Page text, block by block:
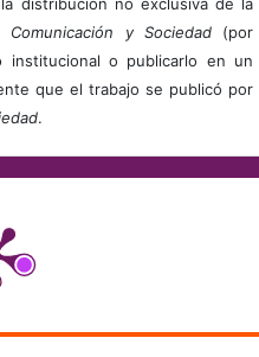
distribución no exclusiva de la
Comunicación y Sociedad(por
institucional o publicarlo en un
que el trabajo se publicó por
.